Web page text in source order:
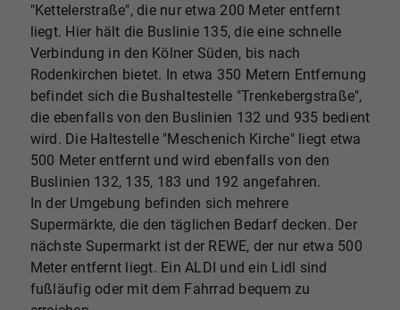
"Kettelerstraße", die nur etwa 200 Meter entfernt
liegt. Hier hält die Buslinie 135, die eine schnelle
Verbindung in den Kölner Süden, bis nach
Rodenkirchen bietet. In etwa 350 Metern Entfernung
befindet sich die Bushaltestelle "Trenkebergstraße",
die ebenfalls von den Buslinien 132 und 935 bedient
wird. Die Haltestelle "Meschenich Kirche" liegt etwa
500 Meter entfernt und wird ebenfalls von den
Buslinien 132, 135, 183 und 192 angefahren.
In der Umgebung befinden sich mehrere
Supermärkte, die den täglichen Bedarf decken. Der
nächste Supermarkt ist der REWE, der nur etwa 500
Meter entfernt liegt. Ein ALDI und ein Lidl sind
fußläufig oder mit dem Fahrrad bequem zu